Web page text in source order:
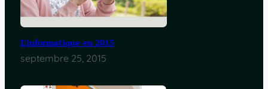
L’informatique en 2015
septembre 25, 2015